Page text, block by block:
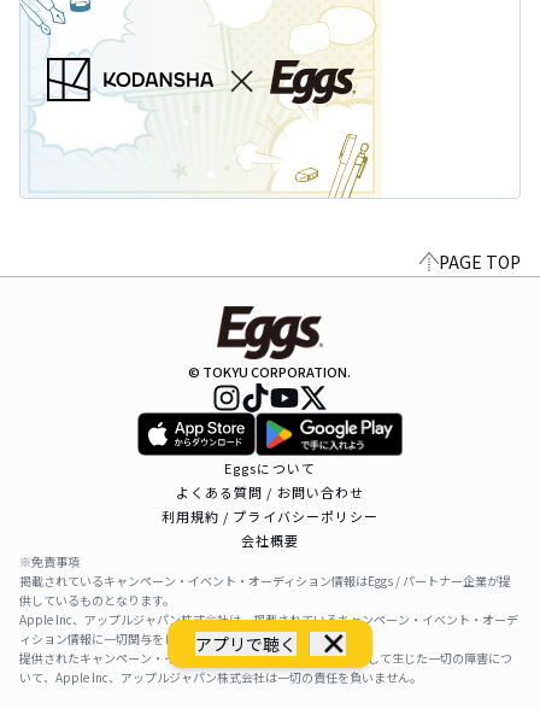
アプリで聴く
PAGE TOP
© TOKYU CORPORATION.
Eggsについて
よくある質問 / お問い合わせ
利用規約 / プライバシーポリシー
会社概要
※免責事項
掲載されているキャンペーン・イベント・オーディション情報はEggs / パートナー企業が提
供しているものとなります。
Apple Inc、アップルジャパン株式会社は、掲載されているキャンペーン・イベント・オーデ
ィション情報に一切関与をしておりません。
提供されたキャンペーン・イベント・オーディション情報を利用して生じた一切の障害につ
いて、Apple Inc、アップルジャパン株式会社は一切の責任を負いません。